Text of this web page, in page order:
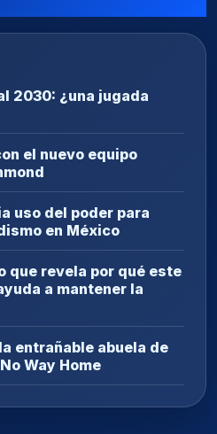
2030: ¿una jugada
el nuevo equipo
uso del poder para
en México
que revela por qué este
a mantener la
entrañable abuela de
Way Home